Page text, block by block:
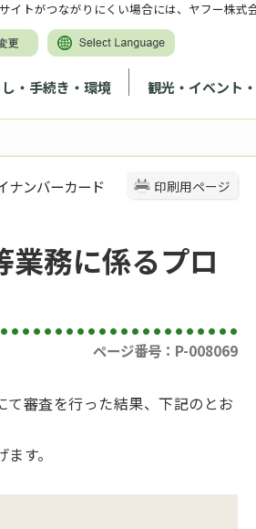
・手続き・環境 観光・イベント
イトがつながりにくい場合には、ヤフー株式
印刷用ページ
ナンバーカード
務に係るプロ
ページ番号：P-008069
審査を行った結果、下記のとお
す。